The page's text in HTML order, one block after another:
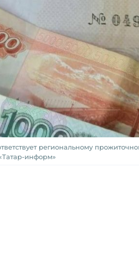
региональному
информ»